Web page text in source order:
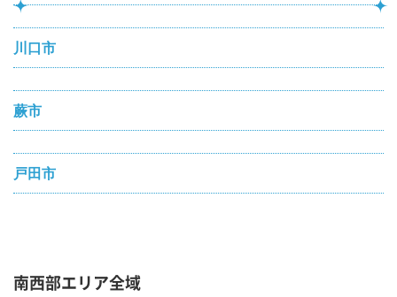
川口市
蕨市
戸田市
南西部エリア全域